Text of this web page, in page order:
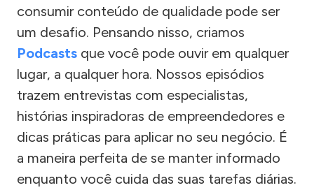
consumir conteúdo de qualidade pode ser
um desafio. Pensando nisso, criamos
Podcasts que você pode ouvir em qualquer
lugar, a qualquer hora. Nossos episódios
trazem entrevistas com especialistas,
histórias inspiradoras de empreendedores e
dicas práticas para aplicar no seu negócio. É
a maneira perfeita de se manter informado
enquanto você cuida das suas tarefas diárias.